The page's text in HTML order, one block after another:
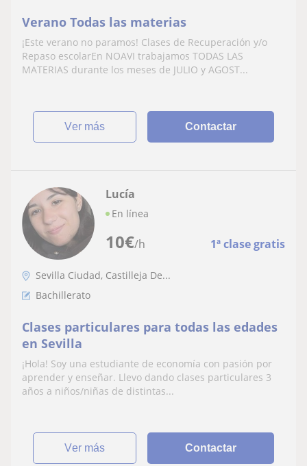
Verano Todas las materias
¡Este verano no paramos! Clases de Recuperación y/o
Repaso escolarEn NOAVI trabajamos TODAS LAS
MATERIAS durante los meses de JULIO y AGOST...
ver más Contactar
10€/h 1ª clase gratis
Lucía
En línea
Sevilla Ciudad, Castilleja De...
Bachillerato
Clases particulares para todas las edades
en Sevilla
¡Hola! Soy una estudiante de economía con pasión por
aprender y enseñar. Llevo dando clases particulares 3
años a niños/niñas de distintas...
ver más Contactar